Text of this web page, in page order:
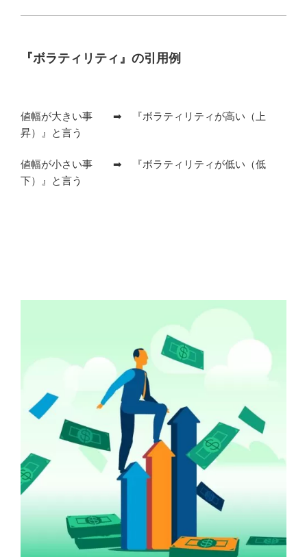
『ボラティリティ』の引用例
値幅が大きい事 ➡ 『ボラティリティが高い（上
昇）』と言う
値幅が小さい事 ➡ 『ボラティリティが低い（低
下）』と言う